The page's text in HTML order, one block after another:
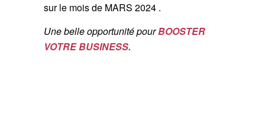
sur le mois de MARS 2024 .
Une belle opportunité pourBOOSTER
VOTRE BUSINESS.